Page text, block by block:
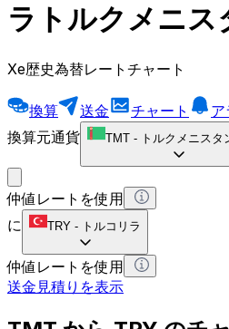
ラトルクメニス
Xe歴史為替レートチャート
換算 送金 チャート
ア
換算元通貨
TMT - トルクメニスタ
仲値レートを使用
に
TRY - トルコリラ
仲値レートを使用
送金見積りを表示